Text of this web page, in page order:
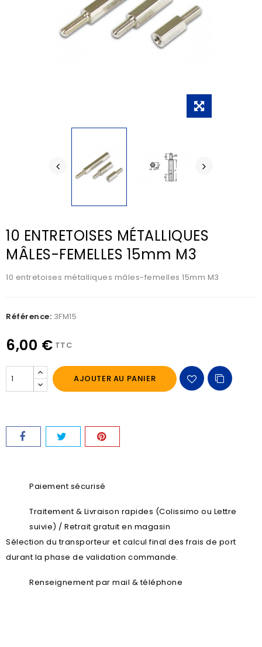
10 ENTRETOISES MÉTALLIQUES
MÂLES-FEMELLES 15mm M3
10 entretoises métalliques mâles-femelles 15mm M3
Référence: 3FM15
6,00 € TTC
AJOUTER AU PANIER
Paiement sécurisé
Traitement & Livraison rapides (Colissimo ou Lettre
suivie) / Retrait gratuit en magasin
Sélection du transporteur et calcul final des frais de port
durant la phase de validation commande.
Renseignement par mail & téléphone